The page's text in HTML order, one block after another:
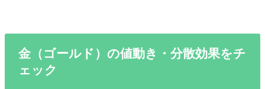
金（ゴールド）の値動き・分散効果をチ
ェック